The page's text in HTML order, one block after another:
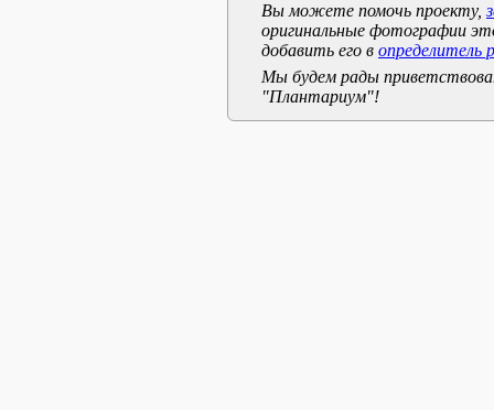
Вы можете помочь проекту,
оригинальные фотографии
добавить его в определитель
Мы будем рады
"Плантариум"!